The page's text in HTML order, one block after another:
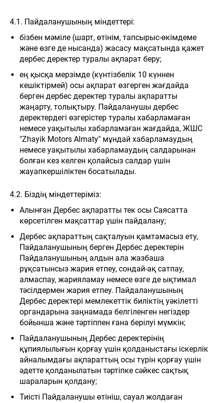
4.1. Пайдаланушының міндеттері:
бізбен мәміле (шарт, өтінім, тапсырыс-өкімдеме
және өзге де нысанда) жасасу мақсатында қажет
дербес деректер туралы ақпарат беру;
ең қысқа мерзімде (күнтізбелік 10 күннен
кешіктірмей) осы ақпарат өзгерген жағдайда
берген дербес деректер туралы ақпаратты
жаңарту, толықтыру. Пайдаланушы дербес
деректердегі өзгерістер туралы хабарламаған
немесе уақытылы хабарламаған жағдайда, ЖШС
"Zhayik Motors Almaty" мұндай хабарламаудың
немесе уақытылы хабарламаудың салдарынан
болған кез келген қолайсыз салдар үшін
жауапкершіліктен босатылады.
4.2. Біздің міндеттеріміз:
Алынған Дербес ақпаратты тек осы Саясатта
көрсетілген мақсаттар үшін пайдалану;
Дербес ақпараттың сақталуын қамтамасыз ету,
Пайдаланушының берген Дербес деректерін
Пайдаланушының алдын ала жазбаша
рұқсатынсыз жария етпеу, сондай-ақ сатпау,
алмаспау, жарияламау немесе өзге де ықтимал
тәсілдермен жария етпеу. Пайдаланушының
Дербес деректері мемлекеттік биліктің уәкілетті
органдарына заңнамада белгіленген негіздер
бойынша және тәртіппен ғана берілуі мүмкін;
Пайдаланушының Дербес деректерінің
құпиялылығын қорғау үшін қолданыстағы іскерлік
айналымдағы ақпараттың осы түрін қорғау үшін
әдетте қолданылатын тәртіпке сәйкес сақтық
шараларын қолдану;
Тиісті Пайдаланушы өтініш, сауал жолдаған